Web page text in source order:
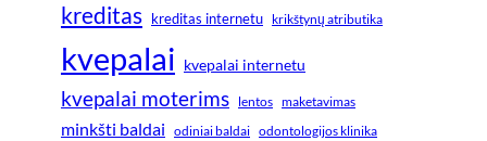
kreditas kreditas internetu krikštynų atributika
kvepalai kvepalai internetu
kvepalai moterims lentos maketavimas
minkšti baldai odiniai baldai odontologijos klinika